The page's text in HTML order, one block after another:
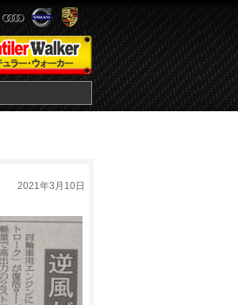
2021年3月10日